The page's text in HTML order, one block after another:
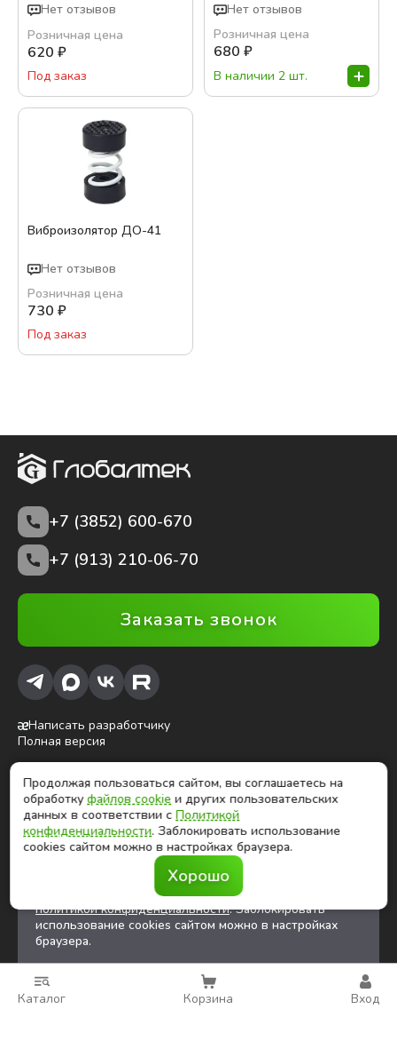
Нет отзывов
Розничная цена
620 ₽
Под заказ
Нет отзывов
Розничная цена
680 ₽
В наличии 2 шт.
Виброизолятор ДО-41
Нет отзывов
Розничная цена
730 ₽
Под заказ
+7 (3852) 600-670
+7 (913) 210-06-70
Заказать звонок
Написать разработчику
Полная версия
ⓒ Глобалтек, 2026
Цены на сайте не являются публичной офертой
Продолжая использовать сайт, вы соглашаетесь на
файлов cookiesи других
пользовательских данных в соответствии с
политикой конфиденциальности. Заблокировать
использование cookies сайтом можно в настройках
браузера.
Каталог Корзина Вход
Продолжая пользоваться сайтом, вы соглашаетесь на
обработкуфайлов cookie и других пользовательских
данных в соответствии сПолитикой
конфиденциальности. Заблокировать использование
cookies сайтом можно в настройках браузера.
Хорошо